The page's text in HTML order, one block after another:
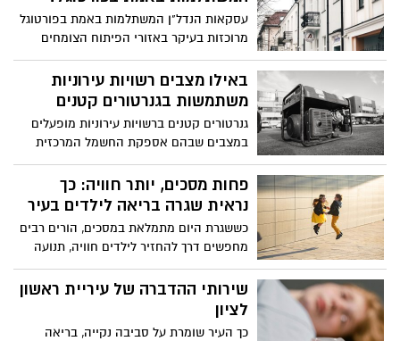
עסקאות הנדל"ן המשתלמות באמת בפורטוגל
מרוכזות בעיקר באזורי הפיתוח הצומחים
והיישובים הקטנים שמציעים שילוב מנצח של
מחירים אטרקטיביים, פוטנציאל עליית ערך
ואיכות חיים גבוהה.
באילו מצבים רשויות עירוניות
משתמשות בגנרטורים קטנים
גנרטורים קטנים ברשויות עירוניות מופעלים
במצבים שבהם אספקת החשמל המרכזית
נפגעת, ומספקים פתרון מיידי לשמירה על
פעילות חשובה. הם מאפשרים לתאורת
הרחוב להמשיך לפעול, מערכות מים ושירותים
את הטיפול הרפואי בלי הפסקות.
פחות מסכים, יותר חוויה: כך
נראית שגרה בריאה לילדים בעיר
כששגרת היום מתמלאת במסכים, הורים רבים
מחפשים דרך להחזיר לילדים חוויה, תנועה
ועניין אמיתי. לא פתרונות קיצוניים ולא
אטרקציות חד פעמיות, אלא איזון יומיומי
שמתאים לחיים בעיר גדולה ולמשפחה עסוקה
שירותי ההדברה של עיריית ראשון
לציון
כך העיר שומרת על סביבה נקייה, בריאה